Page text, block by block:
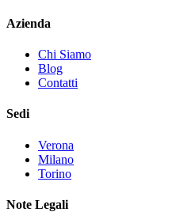
Azienda
Chi Siamo
Blog
Contatti
Sedi
Verona
Milano
Torino
Note Legali